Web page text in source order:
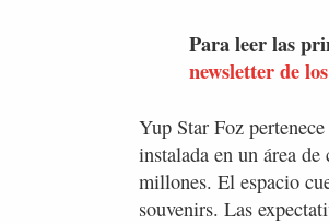
Para leer las
newsletter de
Yup Star Foz
instalada en un área
millones. El espacio
souvenirs. Las